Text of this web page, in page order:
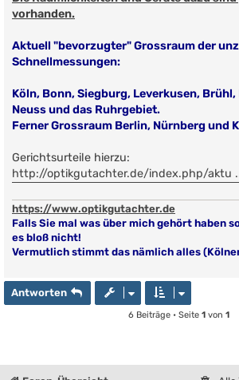
vorhanden.
Aktuell "bevorzugter" Grossraum der
Schnellmessungen:
Köln, Bonn, Siegburg, Leverkusen,
Neuss und das Ruhrgebiet.
Ferner Grossraum Berlin, Nürnberg und
Gerichtsurteile hierzu:
http://optikgutachter.de/index.php/aktu
https://www.optikgutachter.de
Falls Sie mal was über mich gehört haben
es bloß nicht!
Vermutlich stimmt das nämlich alles
Antworten
6 Beiträge • Seite 1von 1